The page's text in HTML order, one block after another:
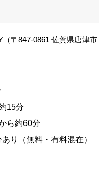
〒847-0861 佐賀県唐津市
15分
ら約60分
り（無料・有料混在）